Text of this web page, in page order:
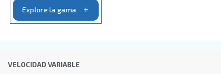
Email*